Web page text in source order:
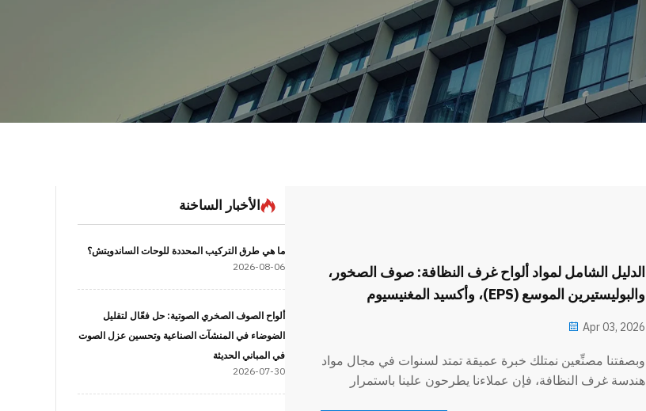
الدليل الشامل لمواد ألواح غرف النظافة: صوف الصخور،
والبوليستيرين الموسع (EPS)، وأكسيد المغنيسيوم
Apr 03, 2026
وبصفتنا مصنِّعين نمتلك خبرة عميقة تمتد لسنوات في مجال مواد
هندسة غرف النظافة، فإن عملاءنا يطرحون علينا باستمرار
الأخبار الساخنة
ما هي طرق التركيب المحددة للوحات الساندويتش؟
2026-08-06
ألواح الصوف الصخري الصوتية: حل فعّال لتقليل
الضوضاء في المنشآت الصناعية وتحسين عزل الصوت
في المباني الحديثة
2026-07-30